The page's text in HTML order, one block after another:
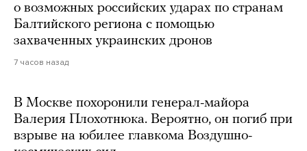
о возможных российских ударах по странам
Балтийского региона с помощью
захваченных украинских дронов
7 часов назад
В Москве похоронили генерал-майора
Валерия Плохотнюка. Вероятно, он погиб при
взрыве на юбилее главкома Воздушно-